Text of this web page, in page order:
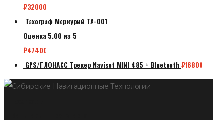
₽32000
Тахограф Меркурий ТА-001
Оценка 5.00 из 5
₽47400
GPS/ГЛОНАСС Трекер Naviset MINI 485 + Bluetooth ₽16800